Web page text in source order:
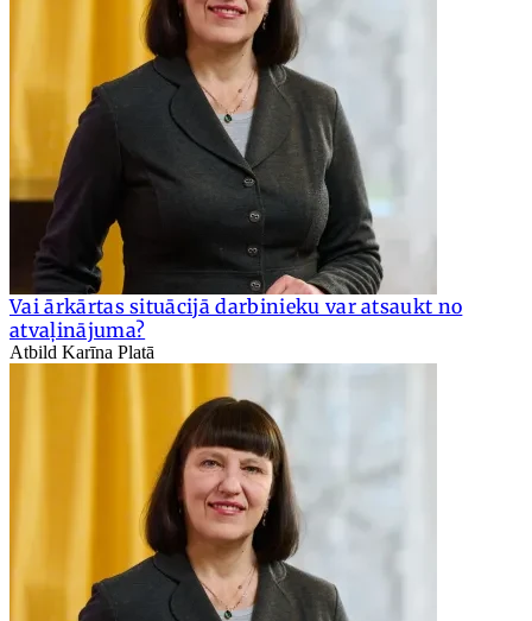
Vai ārkārtas situācijā darbinieku var atsaukt no
atvaļinājuma?
Atbild Karīna Platā